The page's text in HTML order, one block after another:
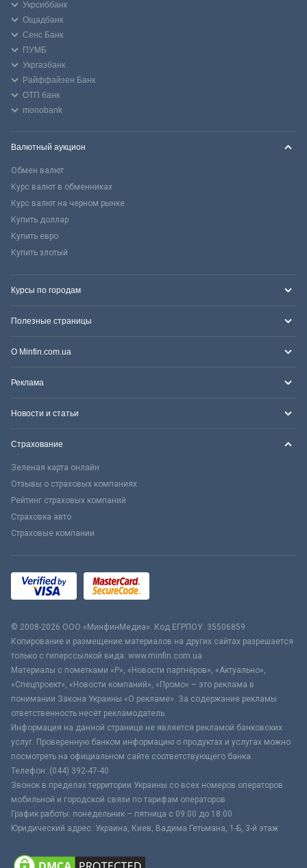
Укрсиббанк
Ощадбанк
Сенс Банк
ПУМБ
Укргазбанк
Райффайзен Банк
ОТП банк
monobank
Валютный аукцион
Обмен валют
Курс валют в обменниках
Курс валют на черном рынке
Купить доллар
Купить евро
Купить злотый
Курсы по городам
Полезные страницы
О Minfin.com.ua
Реклама
Новости и статьи
Страхование
Зеленая карта онлайн
Отзывы о страховых компаниях
Рейтинг страховых компаний
Страховка авто
Страховые компании
© 2008-2026 ООО «МинфинМедиа». Код ЕГРПОУ: 35506859
Копирование и размещение материалов на других сайтах разрешается
только с гиперссылкой вида: www.minfin.com.ua
Материалы с пометками «Р», «Новости партнёров», «Актуально»,
«Спецпроект», «Новости компаний», «Промо» – это реклама в
понимании Закона Украины «О рекламе». За содержание рекламы
ответственность несёт рекламодатель.
Информация на данной странице не является рекламой банковских
услуг. Проверенную банком информацию о продуктах и услугах можно
посмотреть на официальном сайте соответствующего банка.
Телефон: (044) 392-47-40
Звонок в пределах территории Украины со всех номеров операторов
мобильной и городской связи по тарифам операторов
График работы: понедельник – пятница с 09:00 до 18:00
Юридический адрес: Украина, Киев, Вадима Гетьмана, 1-Б, 3-й этаж